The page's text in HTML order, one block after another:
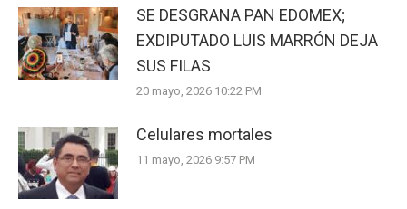
SE DESGRANA PAN EDOMEX;
EXDIPUTADO LUIS MARRÓN DEJA
SUS FILAS
20 mayo, 2026 10:22 PM
Celulares mortales
11 mayo, 2026 9:57 PM